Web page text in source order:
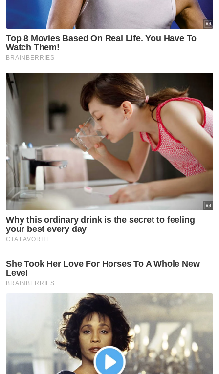
yang merupakan seorang guru sepatutnya
menjadi contoh kepada masyarakat, namun
sebaliknya terlibat dalam perbuatan jenayah
berkenaan.
Timbalan Pendakwa Raya memohon hukuman berat dan
kepada masyarakat, namun sebaliknya terlibat dalam
perbuatan jenayah.
"Pihak pendakwaan berharap agar satu
hukuman berat dijatuhkan kepada kedua-
dua OKT (Orang Kena Tuduh) agar mereka
dapat berfikir, bermuhasabah dan
menjadikan hukuman tersebut sebagai titik
tolak untuk mereka berubah menjadi insan
yang lebih baik dan berguna kepada